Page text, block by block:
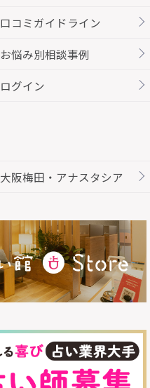
口コミガイドライン
お悩み別相談事例
ログイン
大阪梅田・アナスタシア